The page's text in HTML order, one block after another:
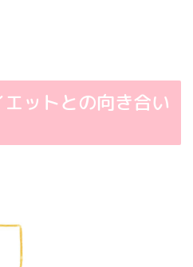
ットとの向き合い